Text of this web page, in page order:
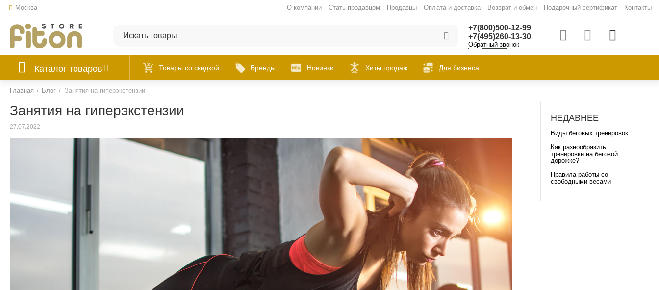
Москва О компании Стать продавцом Продавцы Оплата и доставка Возврат и обмен Подарочный сертификат Контакты
+7(800)500-12-99
+7(495)260-13-30
Обратный звонок
Каталог товаров Товары со скидкой Бренды Новинки Хиты продаж Для бизнеса
Главная / Блог / Занятия на гиперэкстензии
Занятия на гиперэкстензии
27.07.2022
НЕДАВНЕЕ
Виды беговых тренировок
Как разнообразить
тренировки на беговой
дорожке?
Правила работы со
свободными весами